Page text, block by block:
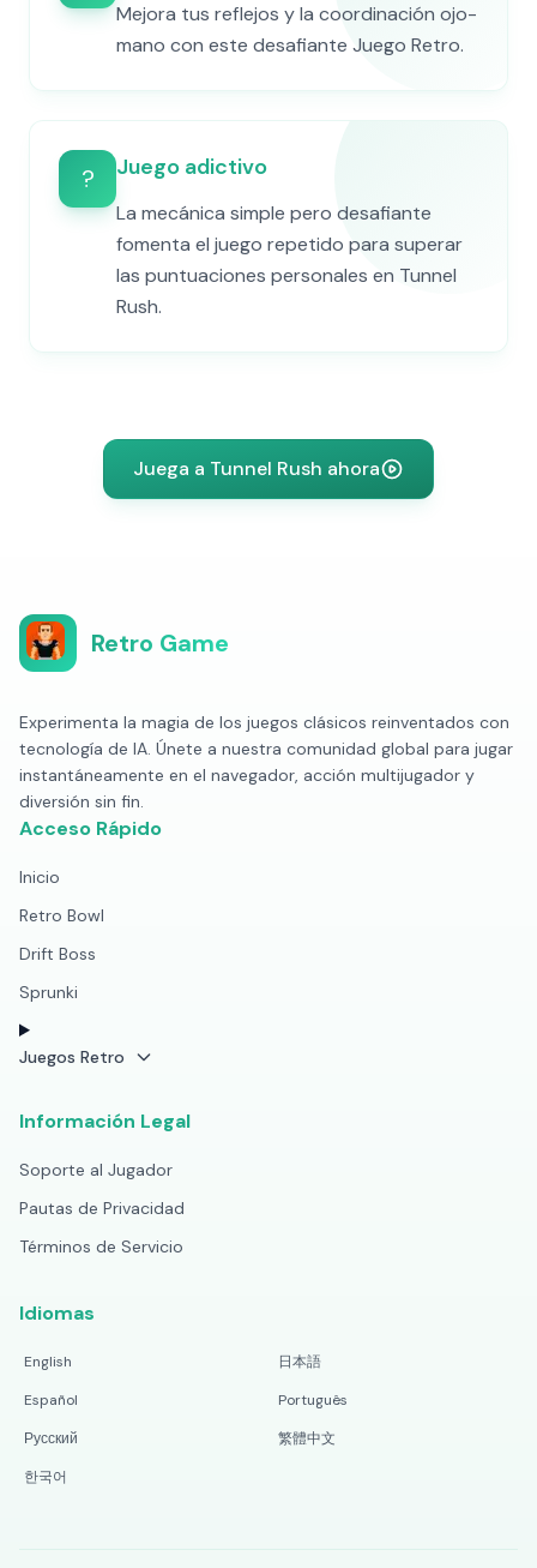
Mejora tus reflejos y la coordinación ojo-
mano con este desafiante Juego Retro.
?️ Juego adictivo
La mecánica simple pero desafiante
fomenta el juego repetido para superar
las puntuaciones personales en Tunnel
Rush.
Juega a Tunnel Rush ahora
Retro Game
Experimenta la magia de los juegos clásicos reinventados con
tecnología de IA. Únete a nuestra comunidad global para jugar
instantáneamente en el navegador, acción multijugador y
diversión sin fin.
Acceso Rápido
Inicio
Retro Bowl
Drift Boss
Sprunki
Juegos Retro
Información Legal
Soporte al Jugador
Pautas de Privacidad
Términos de Servicio
Idiomas
English
日本語
Español
Português
Русский
繁體中文
한국어